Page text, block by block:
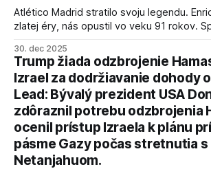
Atlético Madrid stratilo svoju legendu.
zlatej éry, nás opustil vo veku 91 rokov.
30. dec 2025
Trump žiada odzbrojenie
Izrael za dodržiavanie dohody
Lead: Bývalý prezident USA
zdôraznil potrebu odzbrojenia
ocenil prístup Izraela k plánu
pásme Gazy počas stretnutia s
Netanjahuom.